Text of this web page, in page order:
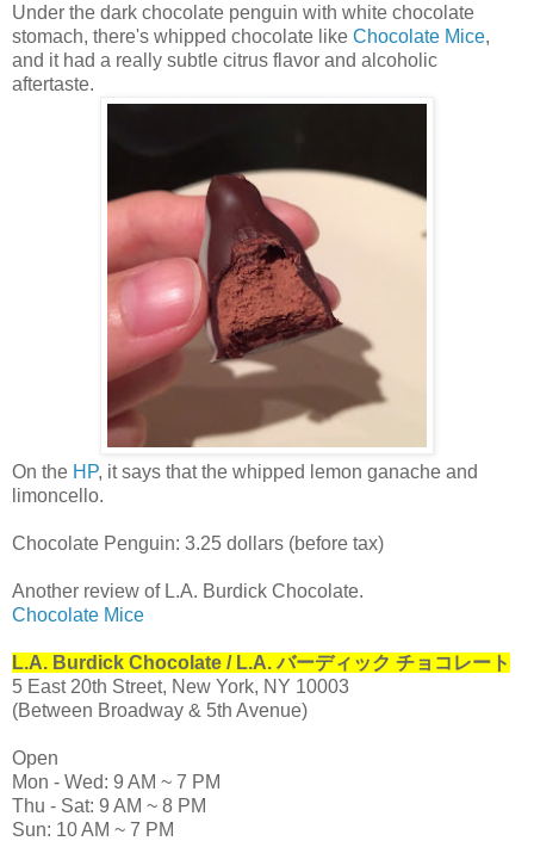
Under the dark chocolate penguin with white chocolate
stomach, there's whipped chocolate like Chocolate Mice,
and it had a really subtle citrus flavor and alcoholic
aftertaste.
On the HP, it says that the whipped lemon ganache and
limoncello.
Chocolate Penguin: 3.25 dollars (before tax)
Another review of L.A. Burdick Chocolate.
Chocolate Mice
L.A. Burdick Chocolate / L.A. バーディック チョコレート
5 East 20th Street, New York, NY 10003
(Between Broadway & 5th Avenue)
Open
Mon - Wed: 9 AM ~ 7 PM
Thu - Sat: 9 AM ~ 8 PM
Sun: 10 AM ~ 7 PM